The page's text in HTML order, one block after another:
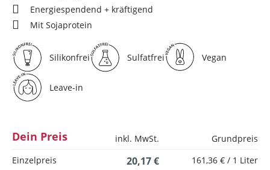
Energiespendend + kräftigend
Mit Sojaprotein
Silikonfrei Sulfatfrei Vegan
Leave-in
Dein Preis inkl. MwSt.
Grundpreis
Einzelpreis
20,17 € 161,36 € / 1 Liter